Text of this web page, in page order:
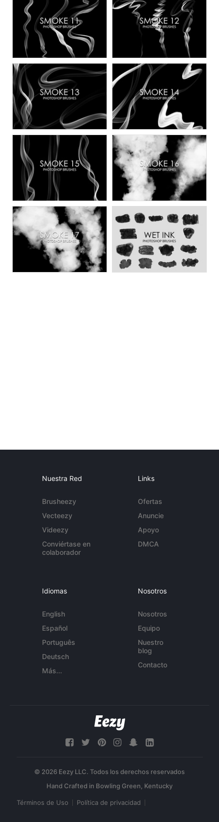
Nuestra Red
Brusheezy
Vecteezy
Videezy
Conviértase en
colaborador
Links
Ofertas
Anuncie
Apoyo
DMCA
Idiomas
English
Español
Português
Deutsch
Más...
Nosotros
Nosotros
Equipo
Nuestro
blog
Contacto
© 2026 Eezy LLC. Todos los derechos reservados
Términos de Uso Política de privacidad